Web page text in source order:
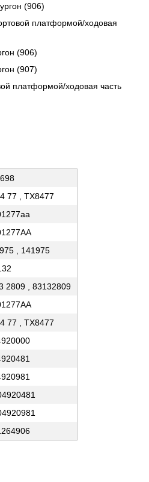
(906)
платформой/ходовая
(906)
(907)
платформой/ходовая часть
77 , TX8477
, 141975
2809 , 83132809
77 , TX8477